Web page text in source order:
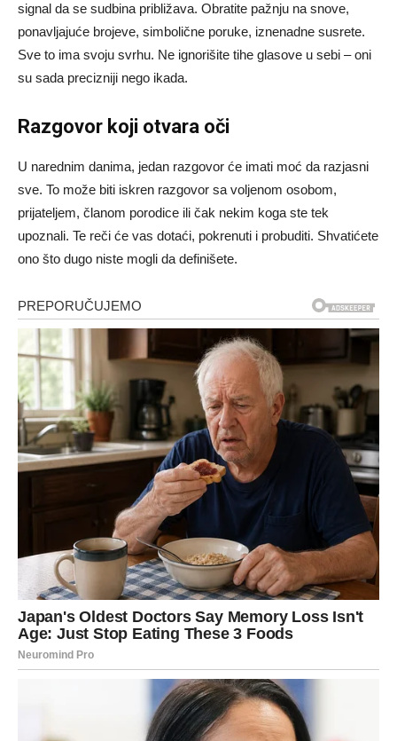
signal da se sudbina približava. Obratite pažnju na snove,
ponavljajuće brojeve, simbolične poruke, iznenadne susrete.
Sve to ima svoju svrhu. Ne ignorišite tihe glasove u sebi – oni
su sada precizniji nego ikada.
Razgovor koji otvara oči
U narednim danima, jedan razgovor će imati moć da razjasni
sve. To može biti iskren razgovor sa voljenom osobom,
prijateljem, članom porodice ili čak nekim koga ste tek
upoznali. Te reči će vas dotaći, pokrenuti i probuditi. Shvatićete
ono što dugo niste mogli da definišete.